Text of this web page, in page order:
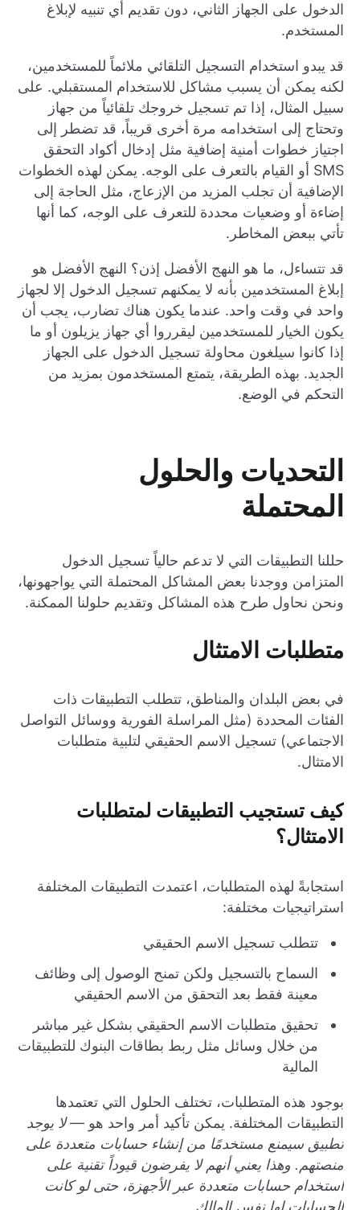
الدخول على الجهاز الثاني، دون تقديم أي تنبيه لإبلاغ
المستخدم.
قد يبدو استخدام التسجيل التلقائي ملائماً للمستخدمين،
لكنه يمكن أن يسبب مشاكل للاستخدام المستقبلي. على
سبيل المثال، إذا تم تسجيل خروجك تلقائياً من جهاز
وتحتاج إلى استخدامه مرة أخرى قريباً، قد تضطر إلى
اجتياز خطوات أمنية إضافية مثل إدخال أكواد التحقق
SMS أو القيام بالتعرف على الوجه. يمكن لهذه الخطوات
الإضافية أن تجلب المزيد من الإزعاج، مثل الحاجة إلى
إضاءة أو وضعيات محددة للتعرف على الوجه، كما أنها
تأتي ببعض المخاطر.
قد تتساءل، ما هو النهج الأفضل إذن؟ النهج الأفضل هو
إبلاغ المستخدمين بأنه لا يمكنهم تسجيل الدخول إلا لجهاز
واحد في وقت واحد. عندما يكون هناك تضارب، يجب أن
يكون الخيار للمستخدمين ليقرروا أي جهاز يزيلون أو ما
إذا كانوا سيلغون محاولة تسجيل الدخول على الجهاز
الجديد. بهذه الطريقة، يتمتع المستخدمون بمزيد من
التحكم في الوضع.
التحديات والحلول
المحتملة
حللنا التطبيقات التي لا تدعم حالياً تسجيل الدخول
المتزامن ووجدنا بعض المشاكل المحتملة التي يواجهونها،
ونحن نحاول طرح هذه المشاكل وتقديم حلولنا الممكنة.
متطلبات الامتثال
في بعض البلدان والمناطق، تتطلب التطبيقات ذات
الفئات المحددة (مثل المراسلة الفورية ووسائل التواصل
الاجتماعي) تسجيل الاسم الحقيقي لتلبية متطلبات
الامتثال.
كيف تستجيب التطبيقات لمتطلبات
الامتثال؟
استجابةً لهذه المتطلبات، اعتمدت التطبيقات المختلفة
استراتيجيات مختلفة:
تتطلب تسجيل الاسم الحقيقي
السماح بالتسجيل ولكن تمنح الوصول إلى وظائف
معينة فقط بعد التحقق من الاسم الحقيقي
تحقيق متطلبات الاسم الحقيقي بشكل غير مباشر
من خلال وسائل مثل ربط بطاقات البنوك للتطبيقات
المالية
بوجود هذه المتطلبات، تختلف الحلول التي تعتمدها
التطبيقات المختلفة. يمكن تأكيد أمر واحد هو —لا يوجد
تطبيق سيمنع مستخدمًا من إنشاء حسابات متعددة على
منصتهم. وهذا يعني أنهم لا يفرضون قيوداً تقنية على
استخدام حسابات متعددة عبر الأجهزة، حتى لو كانت
الحسابات لها نفس المالك.